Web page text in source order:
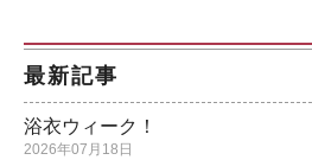
最新記事
浴衣ウィーク！
2026年07月18日